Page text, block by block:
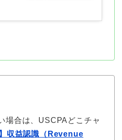
場合は、USCPAどこチャ
収益認識（Revenue